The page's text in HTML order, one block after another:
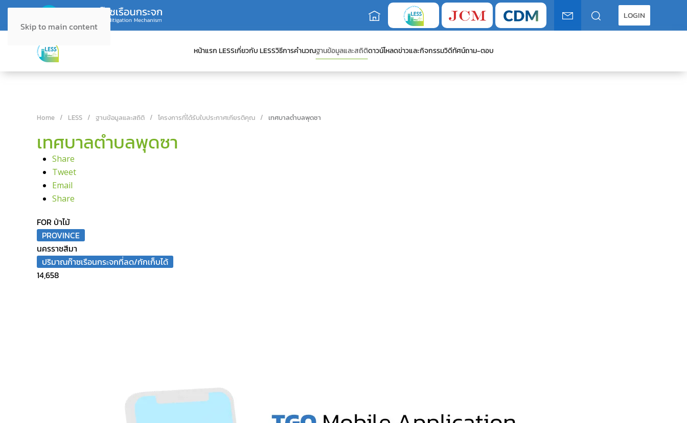
Skip to main content
LOGIN
หน้าแรก LESSเกี่ยวกับ LESSวิธีการคำนวณฐานข้อมูลและสถิติดาวน์โหลดข่าวและกิจกรรมวิดีทัศน์ถาม-ตอบ
Home LESS ฐานข้อมูลและสถิติ โครงการที่ได้รับใบประกาศเกียรติคุณ เทศบาลตำบลพุดซา
เทศบาลตำบลพุดซา
Share
Tweet
Email
Share
FOR ป่าไม้
PROVINCE
นครราชสีมา
ปริมาณก๊าซเรือนกระจกที่ลด/กักเก็บได้
14,658